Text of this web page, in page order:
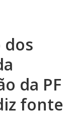
dos
da PF
fonte